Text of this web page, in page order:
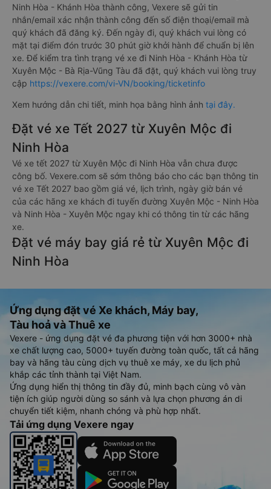
Ninh Hòa - Khánh Hòa thành công, Vexere sẽ gửi tin
nhắn/email xác nhận thành công đến số điện thoại/email mà
quý khách đã đăng ký. Đến ngày đi, quý khách vui lòng có
mặt tại điểm đón trước 30 phút giờ khởi hành để chuẩn bị lên
xe. Để kiểm tra tình trạng vé xe đi Ninh Hòa - Khánh Hòa từ
Xuyên Mộc - Bà Rịa-Vũng Tàu đã đặt, quý khách vui lòng truy
cập https://vexere.com/vi-VN/booking/ticketinfo
Xem hướng dẫn chi tiết, minh họa bằng hình ảnh tại đây.
Đặt vé xe Tết 2027 từ Xuyên Mộc đi
Ninh Hòa
Vé xe tết 2027 từ Xuyên Mộc đi Ninh Hòa vẫn chưa được
công bố. Vexere.com sẽ sớm thông báo cho các bạn thông tin
vé xe Tết 2027 bao gồm giá vé, lịch trình, ngày giờ bán vé
của các hãng xe khách đi tuyến đường Xuyên Mộc - Ninh Hòa
và Ninh Hòa - Xuyên Mộc ngay khi có thông tin từ các hãng
xe.
Đặt vé máy bay giá rẻ từ Xuyên Mộc đi
Ninh Hòa
Ứng dụng đặt vé Xe khách, Máy bay,
Tàu hoả và Thuê xe
Vexere - ứng dụng đặt vé đa phương tiện với hơn 3000+ nhà
xe chất lượng cao, 5000+ tuyến đường toàn quốc, tất cả hãng
bay và hãng tàu cùng dịch vụ thuê xe máy, xe du lịch phủ
khắp các tỉnh thành tại Việt Nam.
Ứng dụng hiển thị thông tin đầy đủ, minh bạch cùng vô vàn
tiện ích giúp người dùng so sánh và lựa chọn phương án di
chuyển tiết kiệm, nhanh chóng và phù hợp nhất.
Tải ứng dụng Vexere ngay